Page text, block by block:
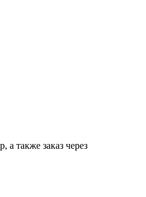
а также заказ через